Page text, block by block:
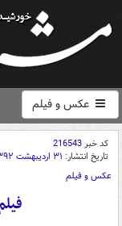
عکس و فیلم
کد خبر216543
تاریخ انتشار: ۳۱ اردیبهشت ۱۳۹۲ - ۱۳:۴۱
عکس و فیلم